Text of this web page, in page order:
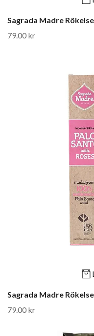
Sagrada Madre
79.00 kr
Sagrada Madre
79.00 kr